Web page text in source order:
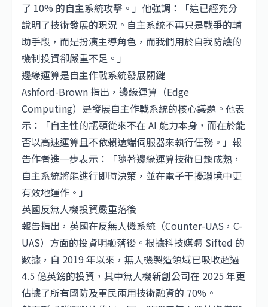
了 10% 的自主系統攻擊。」他強調：「這已經充分
說明了技術發展的現況。自主系統不再只是戰爭的輔
助手段，而是扮演主導角色，而我們用於自我防護的
機制投資卻嚴重不足。」
邊緣運算是自主作戰系統發展關鍵
Ashford-Brown 指出，邊緣運算（Edge
Computing）是發展自主作戰系統的核心議題。他表
示：「自主性的瓶頸從來不在 AI 能力本身，而在於能
否以高速運算且不依賴遠端伺服器來執行任務。」報
告作者進一步表示：「隨著邊緣運算技術日趨成熟，
自主系統將能進行即時決策，並在電子干擾環境中更
有效地運作。」
英國反無人機投資嚴重落後
報告指出，英國在反無人機系統（Counter-UAS，C-
UAS）方面的投資明顯落後。根據科技媒體 Sifted 的
數據，自 2019 年以來，無人機製造領域已吸收超過
4.5 億英鎊的投資，其中無人機新創公司在 2025 年更
佔據了所有國防及軍民兩用技術融資的 70%。